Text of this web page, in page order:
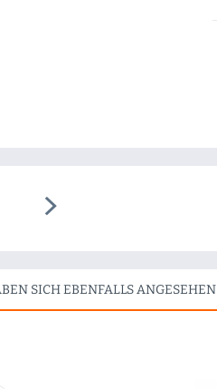
SICH EBENFALLS ANGESEHEN